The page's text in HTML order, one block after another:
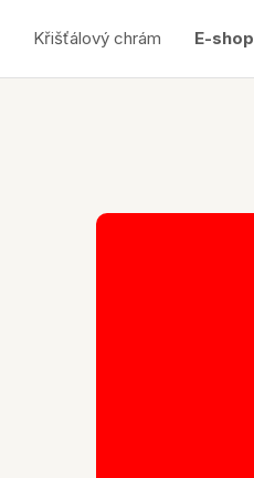
Křišťálový chrám E-shop